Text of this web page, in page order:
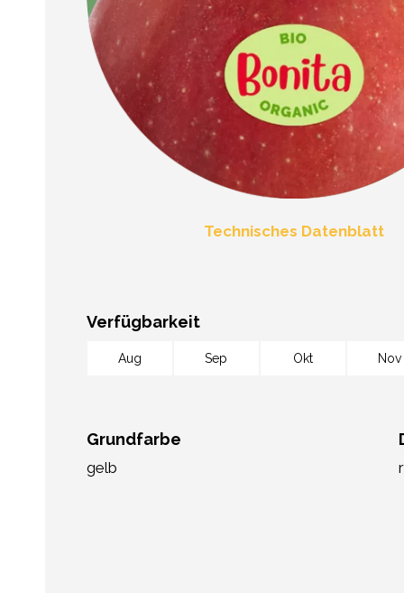
Technisches Datenblatt
Verfügbarkeit
Aug Sep Okt Nov
Grundfarbe
gelb